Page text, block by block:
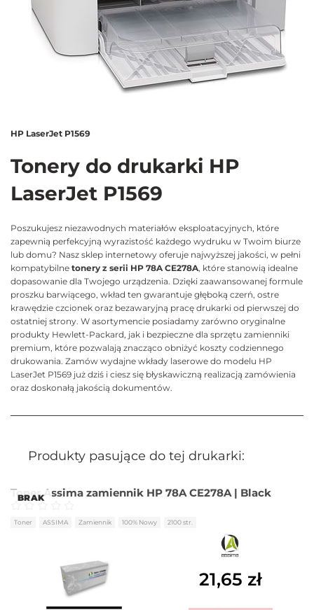
HP LaserJet P1569
Tonery do drukarki HP
LaserJet P1569
Poszukujesz niezawodnych materiałów eksploatacyjnych, które
zapewnią perfekcyjną wyrazistość każdego wydruku w Twoim biurze
lub domu? Nasz sklep internetowy oferuje najwyższej jakości, w pełni
kompatybilne tonery z serii HP 78A CE278A, które stanowią idealne
dopasowanie dla Twojego urządzenia. Dzięki zaawansowanej formule
proszku barwiącego, wkład ten gwarantuje głęboką czerń, ostre
krawędzie czcionek oraz bezawaryjną pracę drukarki od pierwszej do
ostatniej strony. W asortymencie posiadamy zarówno oryginalne
produkty Hewlett-Packard, jak i bezpieczne dla sprzętu zamienniki
premium, które pozwalają znacząco obniżyć koszty codziennego
drukowania. Zamów wydajne wkłady laserowe do modelu HP
LaserJet P1569 już dziś i ciesz się błyskawiczną realizacją zamówienia
oraz doskonałą jakością dokumentów.
Produkty pasujące do tej drukarki:
BRAK
Toner Assima zamiennik HP 78A CE278A | Black
Oceniono 0na 5
Toner ASSIMA Zamiennik 100% Nowy 2100 str.
21,65 zł